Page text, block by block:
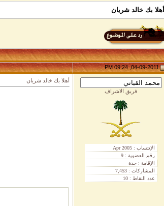
أهلا بك خالد شريان
04-09-2011, 09:24 PM
فريق الاشراف
أهلا بك خالد شريان